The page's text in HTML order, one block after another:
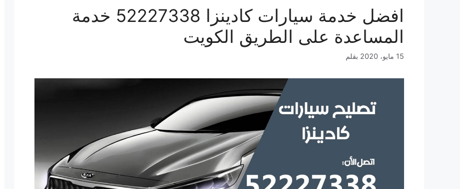
افضل خدمة سيارات كادينزا 52227338 خدمة
المساعدة على الطريق الكويت
15 مايو، 2020 بقلم